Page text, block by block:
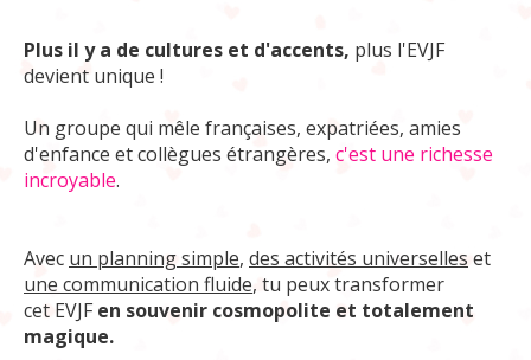
Plus il y a de cultures et d'accents, plus l'EVJF
devient unique !
Un groupe qui mêle françaises, expatriées, amies
d'enfance et collègues étrangères, c'est une richesse
incroyable.
Avec un planning simple, des activités universelles et
une communication fluide, tu peux transformer
cet EVJF en souvenir cosmopolite et totalement
magique.